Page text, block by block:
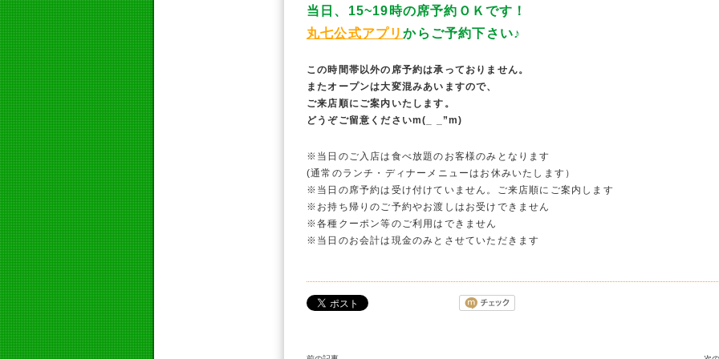
当日、15~19時の席予約ＯＫです！
丸七公式アプリからご予約下さい♪
この時間帯以外の席予約は承っておりません。
またオープンは大変混みあいますので、
ご来店順にご案内いたします。
どうぞご留意くださいm(_ _”m)
※当日のご入店は食べ放題のお客様のみとなります
(通常のランチ・ディナーメニューはお休みいたします）
※当日の席予約は受け付けていません。ご来店順にご案内します
※お持ち帰りのご予約やお渡しはお受けできません
※各種クーポン等のご利用はできません
※当日のお会計は現金のみとさせていただきます